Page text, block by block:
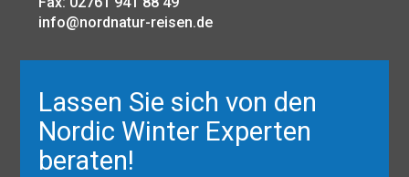
info@nordnatur-reisen.de
Lassen Sie sich von den
Nordic Winter Experten
beraten!